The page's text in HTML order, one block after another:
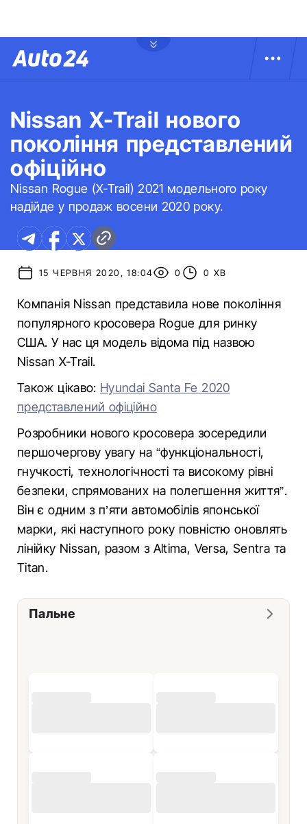
Nissan X-Trail нового
покоління представлений
офіційно
Nissan Rogue (X-Trail) 2021 модельного року
надійде у продаж восени 2020 року.
15 ЧЕРВНЯ 2020, 18:04 0 0 ХВ
Компанія Nissan представила нове покоління
популярного кросовера Rogue для ринку
США. У нас ця модель відома під назвою
Nissan X-Trail.
Також цікаво: Hyundai Santa Fe 2020
представлений офіційно
Розробники нового кросовера зосередили
першочергову увагу на “функціональності,
гнучкості, технологічності та високому рівні
безпеки, спрямованих на полегшення життя”.
Він є одним з п’яти автомобілів японської
марки, які наступного року повністю оновлять
лінійку Nissan, разом з Altima, Versa, Sentra та
Titan.
Пальне